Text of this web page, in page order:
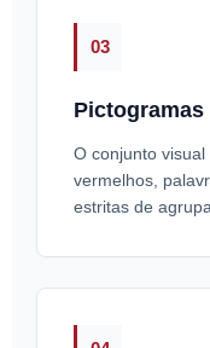
03
O conjunto
vermelhos,
estritas de